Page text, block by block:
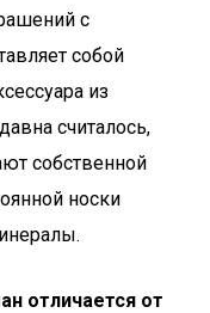
с
собой
из
считалось,
собственной
носки
отличается от